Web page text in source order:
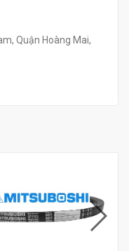
Quận Hoàng Mai,